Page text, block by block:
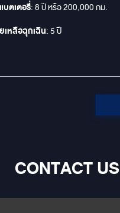
บตเตอรี่: 8 ปี หรือ 200,000 กม.
เหลือฉุกเฉิน: 5 ปี
CONTACT US